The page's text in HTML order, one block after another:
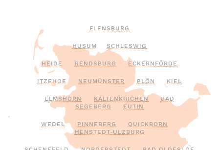
FLENSBURG
HUSUM SCHLESWIG
HEIDE RENDSBURG ECKERNFÖRDE
ITZEHOE NEUMÜNSTER PLÖN KIEL
ELMSHORN KALTENKIRCHEN
BAD
SEGEBERG
EUTIN
WEDEL PINNEBERG
QUICKBORN
HENSTEDT‑ULZBURG